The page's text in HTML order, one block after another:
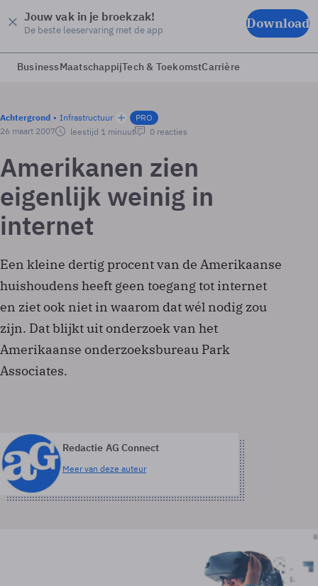
Jouw vak in je broekzak!
De beste leeservaring met de app Download
BusinessMaatschappijTech & ToekomstCarrière
Achtergrond Infrastructuur
PRO
26 maart 2007
leestijd 1 minuut 0 reacties
Amerikanen zien
eigenlijk weinig in
internet
Een kleine dertig procent van de Amerikaanse
huishoudens heeft geen toegang tot internet
en ziet ook niet in waarom dat wél nodig zou
zijn. Dat blijkt uit onderzoek van het
Amerikaanse onderzoeksbureau Park
Associates.
Redactie AG Connect
Meer van deze auteur